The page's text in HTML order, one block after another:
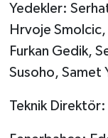
Yedekler:
Hrvoje
Furkan Gedik,
Susoho, Samet
Teknik Direktör: